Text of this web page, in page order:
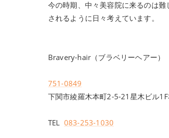
今の時期、中々美容院に来るのは
されるように日々考えています。
Bravery-hair（ブラベリーヘアー）
751-0849
下関市綾羅木本町2-5-21星木ビル
TEL 083-253-1030